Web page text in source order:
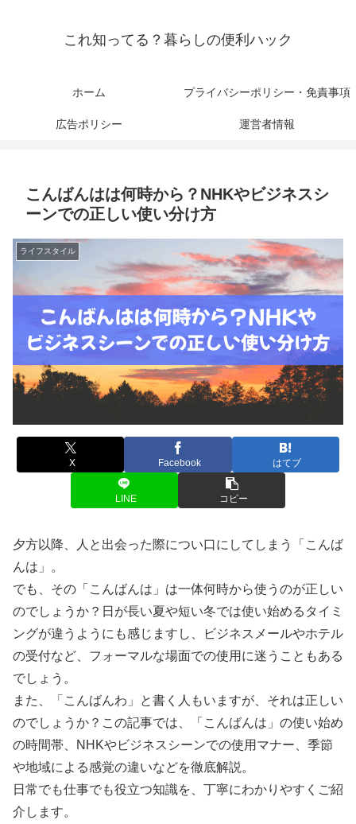
これ知ってる？暮らしの便利ハック
ホーム プライバシーポリシー・免責事項
広告ポリシー 運営者情報
こんばんはは何時から？NHKやビジネスシ
ーンでの正しい使い分け方
ライフスタイル
X Facebook はてブ
LINE コピー
夕方以降、人と出会った際につい口にしてしまう「こんば
んは」。
でも、その「こんばんは」は一体何時から使うのが正しい
のでしょうか？日が長い夏や短い冬では使い始めるタイミ
ングが違うようにも感じますし、ビジネスメールやホテル
の受付など、フォーマルな場面での使用に迷うこともある
でしょう。
また、「こんばんわ」と書く人もいますが、それは正しい
のでしょうか？この記事では、「こんばんは」の使い始め
の時間帯、NHKやビジネスシーンでの使用マナー、季節
や地域による感覚の違いなどを徹底解説。
日常でも仕事でも役立つ知識を、丁寧にわかりやすくご紹
介します。